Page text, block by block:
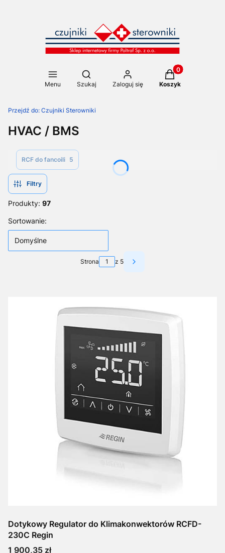
Menu
Otwórz wyszukiwarkę
Szukaj Zaloguj się
Produkty w
Koszyk
Przejdź do: Czujniki Sterowniki
HVAC / BMS
RCF do fancoili 5
Filtry
Produkty: 97
Lista produktów
Sortowanie:
Domyślne
Strona z 5 Następne produkty
Dotykowy Regulator do Klimakonwektorów RCFD-
230C Regin
Cena
1 900,35 zł